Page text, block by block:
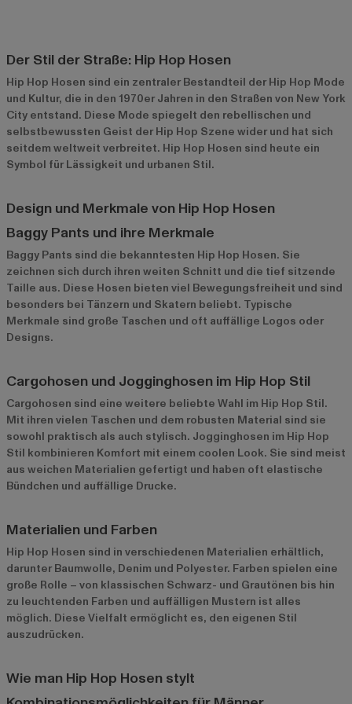
Der Stil der Straße: Hip Hop Hosen
Hip Hop Hosen sind ein zentraler Bestandteil der Hip Hop Mode
und Kultur, die in den 1970er Jahren in den Straßen von New York
City entstand. Diese Mode spiegelt den rebellischen und
selbstbewussten Geist der Hip Hop Szene wider und hat sich
seitdem weltweit verbreitet. Hip Hop Hosen sind heute ein
Symbol für Lässigkeit und urbanen Stil.
Design und Merkmale von Hip Hop Hosen
Baggy Pants und ihre Merkmale
Baggy Pants sind die bekanntesten Hip Hop Hosen. Sie
zeichnen sich durch ihren weiten Schnitt und die tief sitzende
Taille aus. Diese Hosen bieten viel Bewegungsfreiheit und sind
besonders bei Tänzern und Skatern beliebt. Typische
Merkmale sind große Taschen und oft auffällige Logos oder
Designs.
Cargohosen und Jogginghosen im Hip Hop Stil
Cargohosen sind eine weitere beliebte Wahl im Hip Hop Stil.
Mit ihren vielen Taschen und dem robusten Material sind sie
sowohl praktisch als auch stylisch. Jogginghosen im Hip Hop
Stil kombinieren Komfort mit einem coolen Look. Sie sind meist
aus weichen Materialien gefertigt und haben oft elastische
Bündchen und auffällige Drucke.
Materialien und Farben
Hip Hop Hosen sind in verschiedenen Materialien erhältlich,
darunter Baumwolle, Denim und Polyester. Farben spielen eine
große Rolle – von klassischen Schwarz- und Grautönen bis hin
zu leuchtenden Farben und auffälligen Mustern ist alles
möglich. Diese Vielfalt ermöglicht es, den eigenen Stil
auszudrücken.
Wie man Hip Hop Hosen stylt